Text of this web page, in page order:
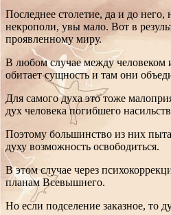
Последнее столетие, да и до
некрополи, увы мало. Вот в
проявленному миру.
В любом случае между человеком
обитает сущность и там они
Для самого духа это тоже
дух человека погибшего
Поэтому большинство из них
духу возможность освободиться.
В этом случае через
планам Всевышнего.
Но если подселение заказное, то